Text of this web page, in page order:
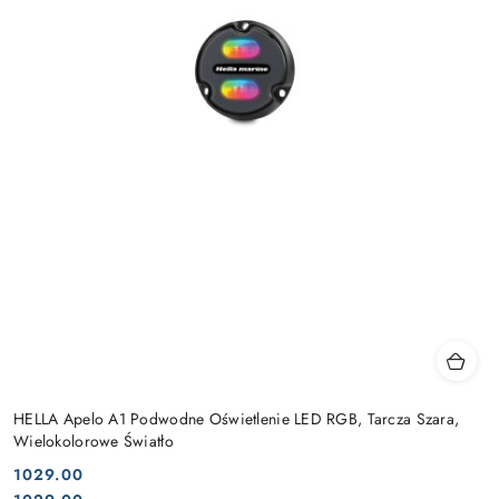
HELLA Apelo A1 Podwodne Oświetlenie LED RGB, Tarcza Szara,
Wielokolorowe Światło
1029.00